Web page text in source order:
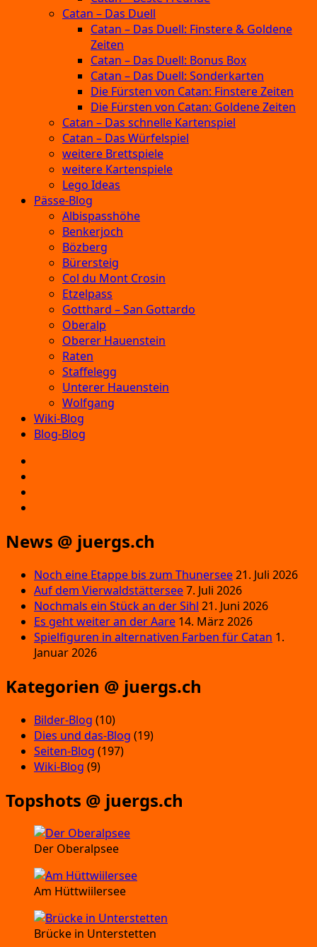
Catan – Das Duell
Catan – Das Duell: Finstere & Goldene
Zeiten
Catan – Das Duell: Bonus Box
Catan – Das Duell: Sonderkarten
Die Fürsten von Catan: Finstere Zeiten
Die Fürsten von Catan: Goldene Zeiten
Catan – Das schnelle Kartenspiel
Catan – Das Würfelspiel
weitere Brettspiele
weitere Kartenspiele
Lego Ideas
Pässe-Blog
Albispasshöhe
Benkerjoch
Bözberg
Bürersteig
Col du Mont Crosin
Etzelpass
Gotthard – San Gottardo
Oberalp
Oberer Hauenstein
Raten
Staffelegg
Unterer Hauenstein
Wolfgang
Wiki-Blog
Blog-Blog
News @ juergs.ch
Noch eine Etappe bis zum Thunersee21. Juli 2026
Auf dem Vierwaldstättersee7. Juli 2026
Nochmals ein Stück an der Sihl 21. Juni 2026
Es geht weiter an der Aare 14. März 2026
Spielfiguren in alternativen Farben für Catan 1.
Januar 2026
Kategorien @ juergs.ch
Bilder-Blog (10)
Dies und das-Blog (19)
Seiten-Blog (197)
Wiki-Blog (9)
Topshots @ juergs.ch
Der Oberalpsee
Am Hüttwiilersee
Brücke in Unterstetten